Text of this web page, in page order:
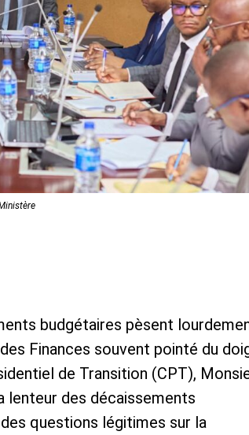
budgétaires pèsent
Finances souvent pointé du
de Transition (CPT),
lenteur des décaissements
questions légitimes sur la